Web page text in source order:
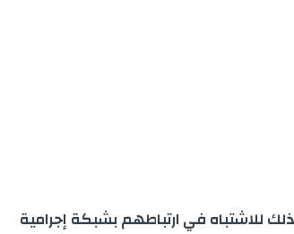
مراكش، يوم أمس الاثنين 16 فبراير 2026، من توقيف خمسة أشخاص تتراوح أعمارهم ما بين 20 و29 سنة، وذلك للاشتباه في ارتباطهم بشبكة إجرامية